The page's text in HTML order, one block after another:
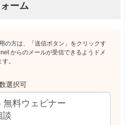
ーム
の方は、「送信ボタン」をクリックす
からのメールが受信できるようドメ
。
選択可